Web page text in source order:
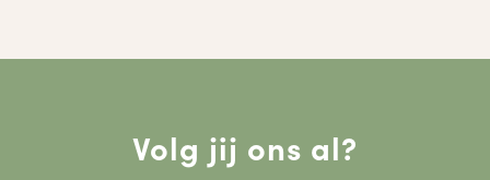
Volg jij ons al?